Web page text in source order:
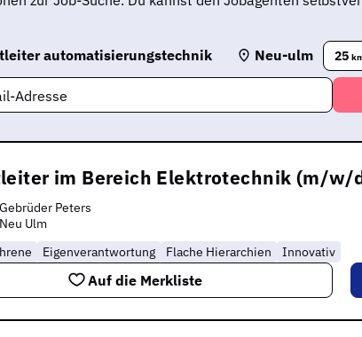
automatisierungstechnik Neu-ulm 25
Adresse
im Bereich Elektrotechnik (m/w/
Gebrüder Peters
Neu Ulm
Eigenverantwortung Flache Hierarchien Innovativ
Auf die Merkliste